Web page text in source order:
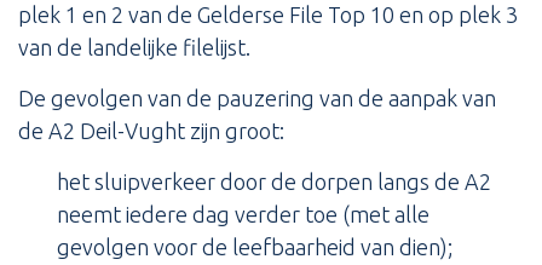
plek 1 en 2 van de Gelderse File Top 10 en op plek 3
van de landelijke filelijst.
De gevolgen van de pauzering van de aanpak van
de A2 Deil-Vught zijn groot:
het sluipverkeer door de dorpen langs de A2
neemt iedere dag verder toe (met alle
gevolgen voor de leefbaarheid van dien);